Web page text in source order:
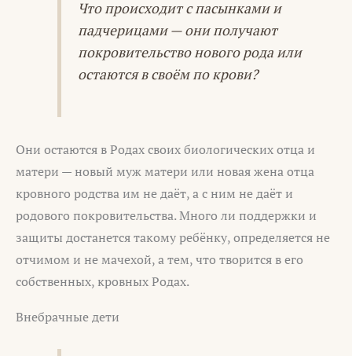
Что происходит с пасынками и
падчерицами — они получают
покровительство нового рода или
остаются в своём по крови?
Они остаются в Родах своих биологических отца и
матери — новый муж матери или новая жена отца
кровного родства им не даёт, а с ним не даёт и
родового покровительства. Много ли поддержки и
защиты достанется такому ребёнку, определяется не
отчимом и не мачехой, а тем, что творится в его
собственных, кровных Родах.
Внебрачные дети